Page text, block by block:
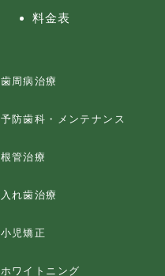
料金表
歯周病治療
予防歯科・メンテナンス
根管治療
入れ歯治療
小児矯正
ホワイトニング